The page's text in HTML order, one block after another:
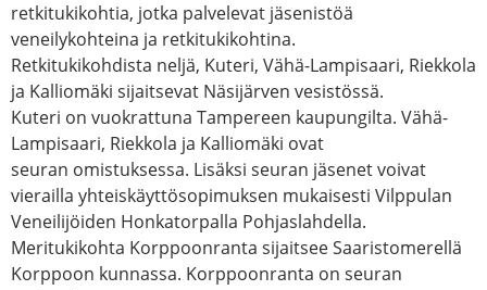
retkitukikohtia, jotka palvelevat jäsenistöä
veneilykohteina ja retkitukikohtina.
Retkitukikohdista neljä, Kuteri, Vähä-Lampisaari, Riekkola
ja Kalliomäki sijaitsevat Näsijärven vesistössä.
Kuteri on vuokrattuna Tampereen kaupungilta. Vähä-
Lampisaari, Riekkola ja Kalliomäki ovat
seuran omistuksessa. Lisäksi seuran jäsenet voivat
vierailla yhteiskäyttösopimuksen mukaisesti Vilppulan
Veneilijöiden Honkatorpalla Pohjaslahdella.
Meritukikohta Korppoonranta sijaitsee Saaristomerellä
Korppoon kunnassa. Korppoonranta on seuran